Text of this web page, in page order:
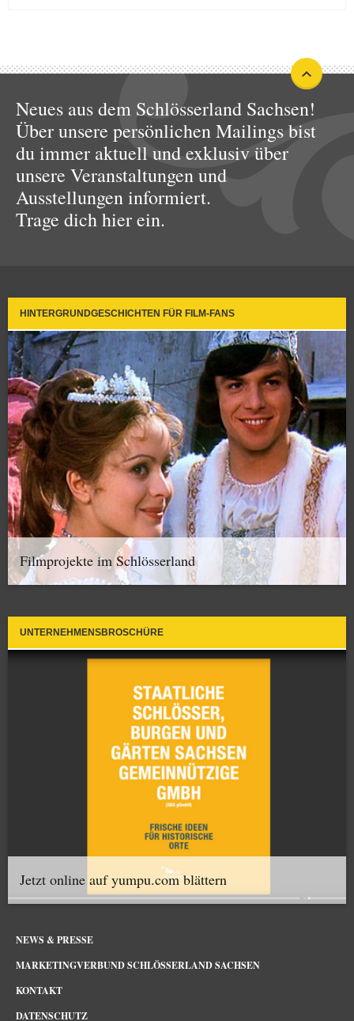
Neues aus dem Schlösserland Sachsen!
Über unsere persönlichen Mailings bist
du immer aktuell und exklusiv über
unsere Veranstaltungen und
Ausstellungen informiert.
Trage dich hier ein.
HINTERGRUNDGESCHICHTEN FÜR FILM-FANS
Filmprojekte im Schlösserland
UNTERNEHMENSBROSCHÜRE
Jetzt online auf yumpu.com blättern
NEWS & PRESSE
MARKETINGVERBUND SCHLÖSSERLAND SACHSEN
KONTAKT
DATENSCHUTZ